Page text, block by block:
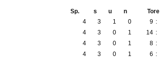
Sp. s u n Tore
4 3 1 0 9 :
4 3 0 1 14 :
4 3 0 1 8 :
4 3 0 1 6 :